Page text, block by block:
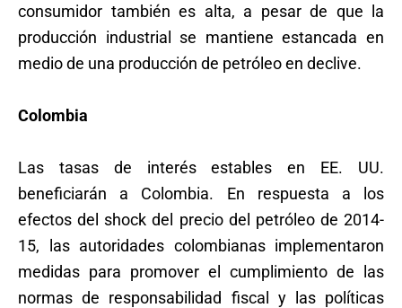
consumidor también es alta, a pesar de que la
producción industrial se mantiene estancada en
medio de una producción de petróleo en declive.
Colombia
Las tasas de interés estables en EE. UU.
beneficiarán a Colombia. En respuesta a los
efectos del shock del precio del petróleo de 2014-
15, las autoridades colombianas implementaron
medidas para promover el cumplimiento de las
normas de responsabilidad fiscal y las políticas